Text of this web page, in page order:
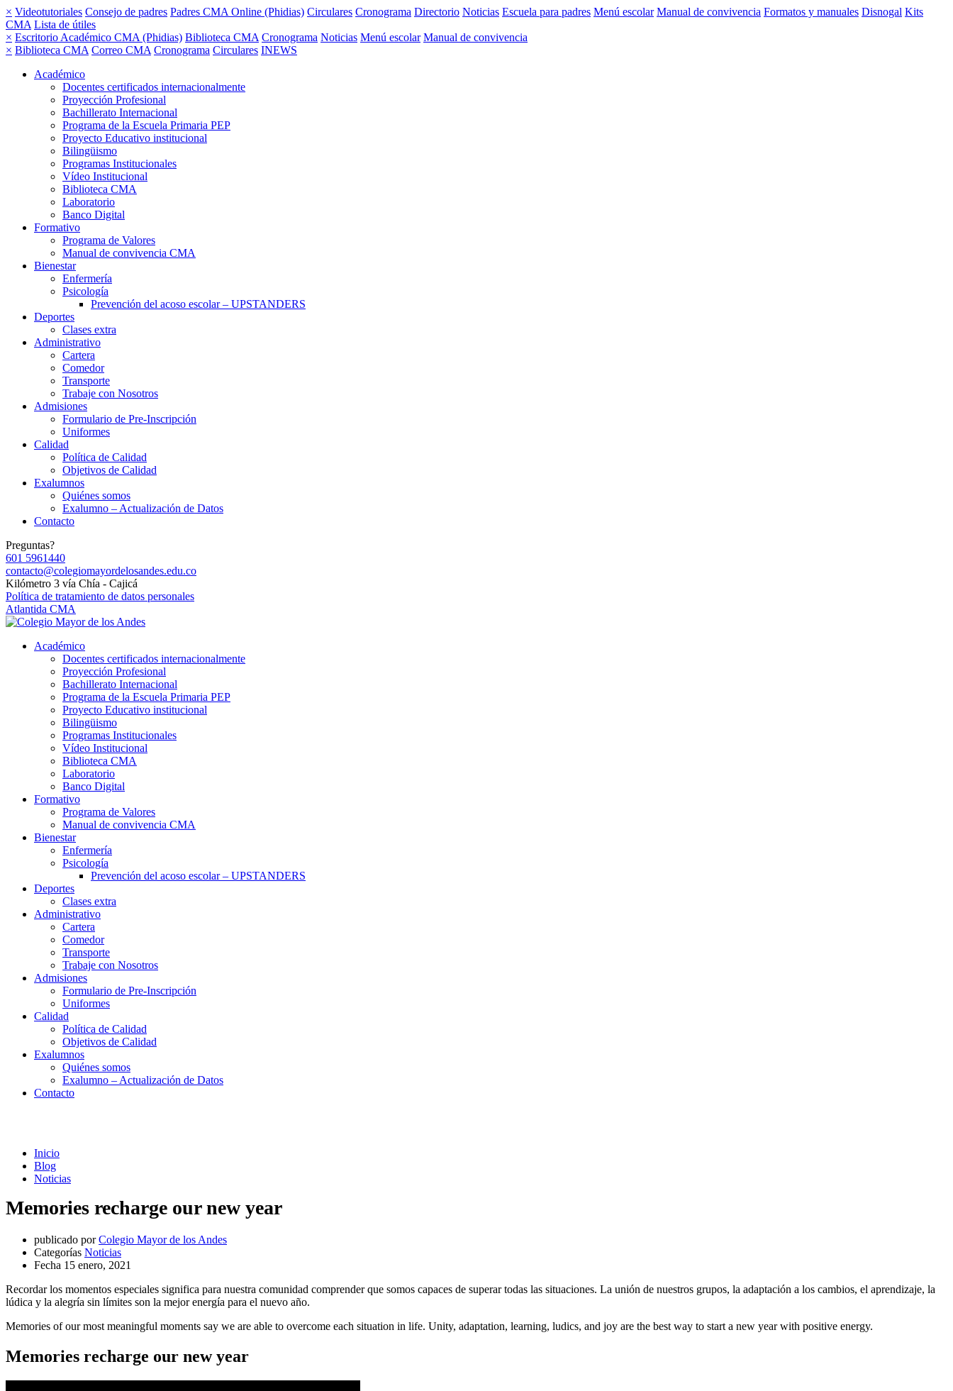
× Videotutoriales Consejo de padres Padres CMA Online (Phidias) Circulares Cronograma Directorio Noticias Escuela para padres Menú escolar Manual de convivencia Formatos y manuales Disnogal Kits
CMA Lista de útiles
× Escritorio Académico CMA (Phidias) Biblioteca CMA Cronograma Noticias Menú escolar Manual de convivencia
× Biblioteca CMA Correo CMA Cronograma Circulares INEWS
Académico
Docentes certificados internacionalmente
Proyección Profesional
Bachillerato Internacional
Programa de la Escuela Primaria PEP
Proyecto Educativo institucional
Bilingüismo
Programas Institucionales
Vídeo Institucional
Biblioteca CMA
Laboratorio
Banco Digital
Formativo
Programa de Valores
Manual de convivencia CMA
Bienestar
Enfermería
Psicología
Prevención del acoso escolar – UPSTANDERS
Deportes
Clases extra
Administrativo
Cartera
Comedor
Transporte
Trabaje con Nosotros
Admisiones
Formulario de Pre-Inscripción
Uniformes
Calidad
Política de Calidad
Objetivos de Calidad
Exalumnos
Quiénes somos
Exalumno – Actualización de Datos
Contacto
Preguntas?
601 5961440
contacto@colegiomayordelosandes.edu.co
Kilómetro 3 vía Chía - Cajicá
Política de tratamiento de datos personales
Atlantida CMA
Académico
Docentes certificados internacionalmente
Proyección Profesional
Bachillerato Internacional
Programa de la Escuela Primaria PEP
Proyecto Educativo institucional
Bilingüismo
Programas Institucionales
Vídeo Institucional
Biblioteca CMA
Laboratorio
Banco Digital
Formativo
Programa de Valores
Manual de convivencia CMA
Bienestar
Enfermería
Psicología
Prevención del acoso escolar – UPSTANDERS
Deportes
Clases extra
Administrativo
Cartera
Comedor
Transporte
Trabaje con Nosotros
Admisiones
Formulario de Pre-Inscripción
Uniformes
Calidad
Política de Calidad
Objetivos de Calidad
Exalumnos
Quiénes somos
Exalumno – Actualización de Datos
Contacto
Inicio
Blog
Noticias
Memories recharge our new year
publicado por Colegio Mayor de los Andes
Categorías Noticias
Fecha 15 enero, 2021
Recordar los momentos especiales significa para nuestra comunidad comprender que somos capaces de superar todas las situaciones. La unión de nuestros grupos, la adaptación a los cambios, el aprendizaje, la
lúdica y la alegría sin límites son la mejor energía para el nuevo año.
Memories of our most meaningful moments say we are able to overcome each situation in life. Unity, adaptation, learning, ludics, and joy are the best way to start a new year with positive energy.
Memories recharge our new year